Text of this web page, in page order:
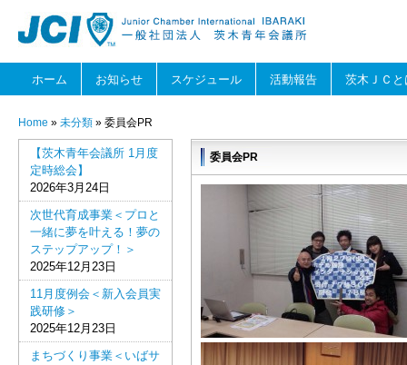
ホーム お知らせ スケジュール 活動報告 茨木ＪＣと
Home » 未分類 » 委員会PR
委員会PR
【茨木青年会議所 1月度
定時総会】
2026年3月24日
次世代育成事業＜プロと
一緒に夢を叶える！夢の
ステップアップ！＞
2025年12月23日
11月度例会＜新入会員実
践研修＞
2025年12月23日
まちづくり事業＜いばサ